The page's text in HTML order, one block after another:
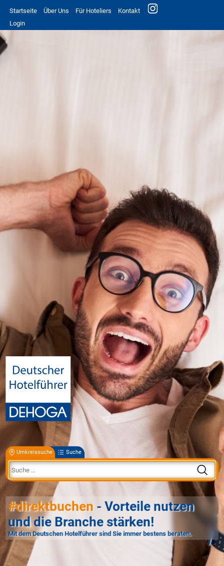
Startseite Über Uns Für Hoteliers
Kontakt
Login
Umkreissuche Suche
#direktbuchen - Vorteile nutzen
und die Branche stärken!
Mit dem Deutschen Hotelführer sind Sie immer bestens beraten.